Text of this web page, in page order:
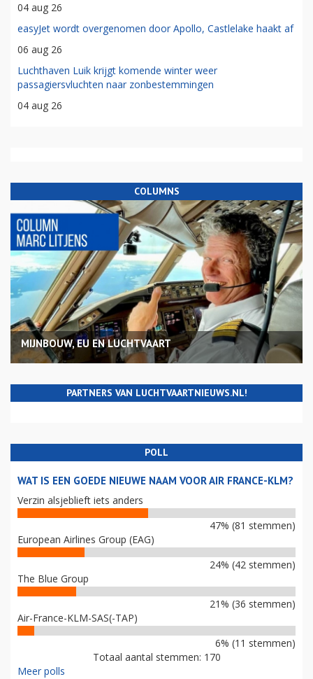
04 aug 26
easyJet wordt overgenomen door Apollo, Castlelake haakt af
06 aug 26
Luchthaven Luik krijgt komende winter weer
passagiersvluchten naar zonbestemmingen
04 aug 26
COLUMNS
MIJNBOUW, EU EN LUCHTVAART
PARTNERS VAN LUCHTVAARTNIEUWS.NL!
POLL
WAT IS EEN GOEDE NIEUWE NAAM VOOR AIR FRANCE-KLM?
Verzin alsjeblieft iets anders
47% (81 stemmen)
European Airlines Group (EAG)
24% (42 stemmen)
The Blue Group
21% (36 stemmen)
Air-France-KLM-SAS(-TAP)
6% (11 stemmen)
Totaal aantal stemmen: 170
Meer polls